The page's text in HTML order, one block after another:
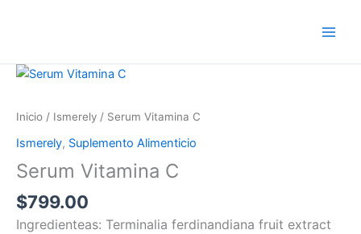
Inicio / Ismerely / Serum Vitamina C
Ismerely, Suplemento Alimenticio
Serum Vitamina C
$799.00
Ingredienteas: Terminalia ferdinandiana fruit extract
Serum
C